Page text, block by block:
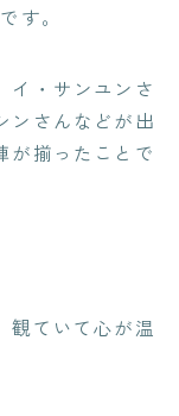
す。
イ・サンユンさ
ンさんなどが出
が揃ったことで
観ていて心が温